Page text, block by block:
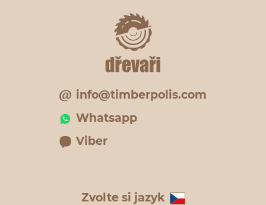
info@timberpolis.com
Whatsapp
Viber
Zvolte si jazyk